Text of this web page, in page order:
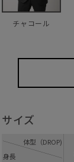
チャコール
サイズ
身長
体型（DROP)